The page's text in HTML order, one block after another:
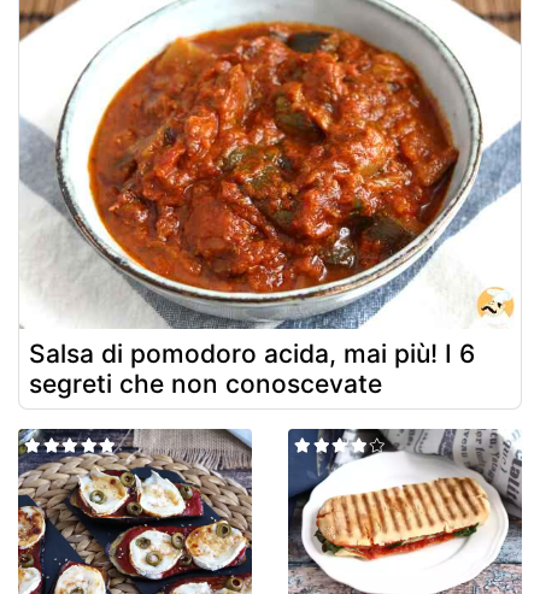
Salsa di pomodoro acida, mai più! I 6
segreti che non conoscevate